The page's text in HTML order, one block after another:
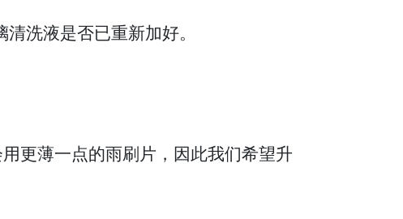
洗液是否已重新加好。
更薄一点的雨刷片，因此我们希望升